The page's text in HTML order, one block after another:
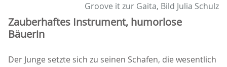
Groove it zur Gaita, Bild Julia Schulz
Zauberhaftes Instrument, humorlose
Bäuerin
Der Junge setzte sich zu seinen Schafen, die wesentlich